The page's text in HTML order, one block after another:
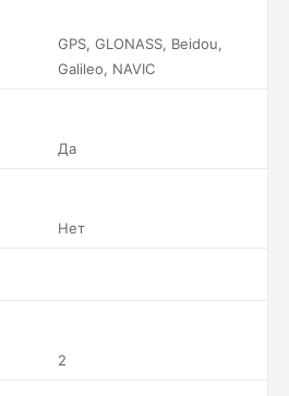
GPS, GLONASS, Beidou,
Galileo, NAVIC
Да
Нет
2